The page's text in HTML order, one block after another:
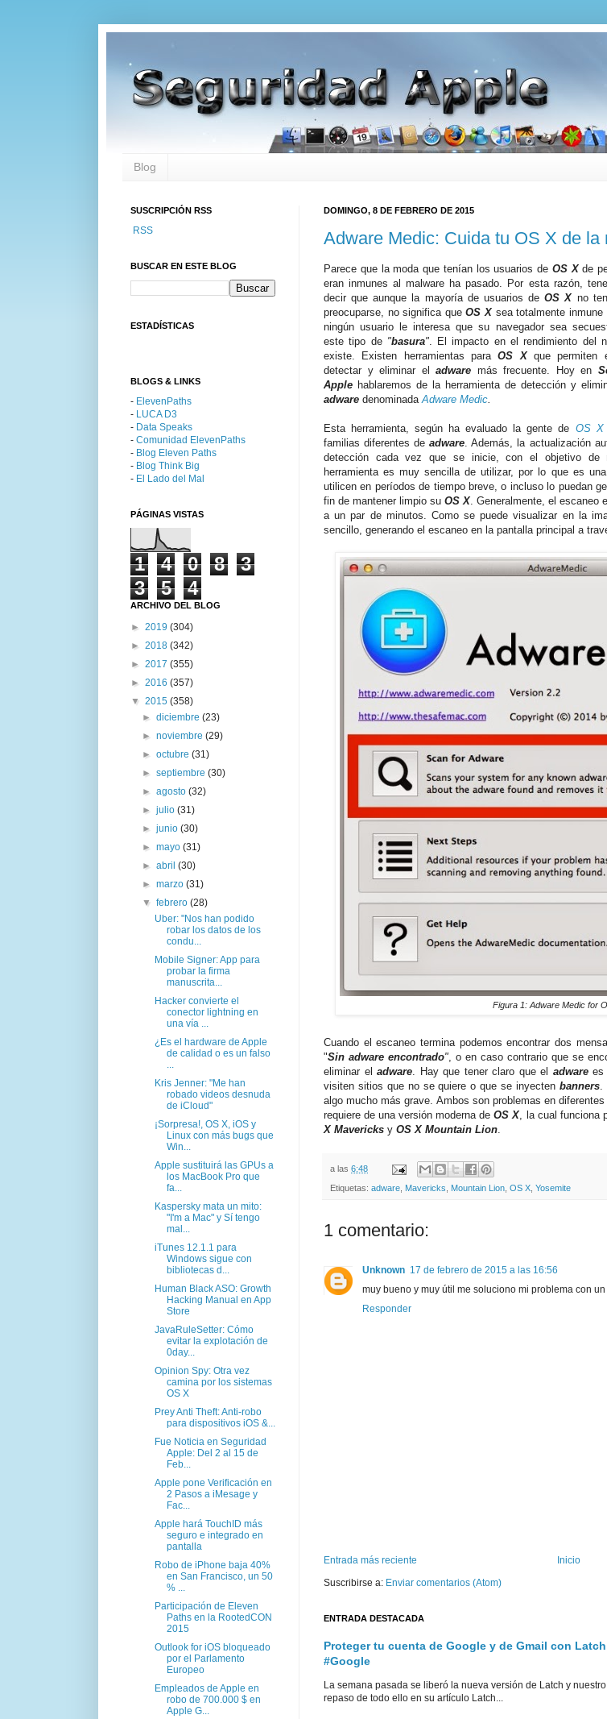
Blog
DOMINGO, 8 DE FEBRERO DE 2015
Adware Medic: Cuida tu OS X de la
Parece que la moda que tenían los usuarios de OS Xde
eran inmunes al malware ha pasado. Por esta razón,
decir que aunque la mayoría de usuarios deOS X no
preocuparse, no significa queOS X sea totalmente
ningún usuario le interesa que su navegador sea
este tipo de "basura". El impacto en el rendimiento del
existe. Existen herramientas paraOS Xque permiten
detectar y eliminar eladware más frecuente. Hoy en
Apple hablaremos de la herramienta de detección y
adware denominadaAdware Medic.
Esta herramienta, según ha evaluado la gente de OS X
familias diferentes deadware. Además, la actualización
detección cada vez que se inicie, con el objetivo de
herramienta es muy sencilla de utilizar, por lo que es
utilicen en períodos de tiempo breve, o incluso lo puedan
fin de mantener limpio su OS X. Generalmente, el escaneo
a un par de minutos. Como se puede visualizar en la
sencillo, generando el escaneo en la pantalla principal a
Figura 1: Adware Medic for
Cuando el escaneo termina podemos encontrar dos
"Sin adware encontrado", o en caso contrario que se
eliminar eladware. Hay que tener claro que el adware es
visiten sitios que no se quiere o que se inyecten banners.
algo mucho más grave. Ambos son problemas en
requiere de una versión moderna deOS X, la cual funciona
X Mavericks y OS X Mountain Lion.
a las 6:48
Etiquetas: adware, Mavericks, Mountain Lion, OS X, Yosemite
1 comentario:
Unknown 17 de febrero de 2015 a las 16:56
muy bueno y muy útil me soluciono mi problema con
Responder
Entrada más reciente
Inicio
Suscribirse a: Enviar comentarios (Atom)
ENTRADA DESTACADA
Proteger tu cuenta de Google y de Gmail con
#Google
La semana pasada se liberó la nueva versión de Latch y
repaso de todo ello en su artículo Latch...
SUSCRIPCIÓN RSS
RSS
BUSCAR EN ESTE BLOG
ESTADÍSTICAS
BLOGS & LINKS
- ElevenPaths
- LUCA D3
- Data Speaks
- Comunidad ElevenPaths
- Blog Eleven Paths
- Blog Think Big
- El Lado del Mal
PÁGINAS VISTAS
1 4 0 8
3
3
5 4
ARCHIVO DEL BLOG
► 2019 (304)
► 2018 (342)
► 2017 (355)
► 2016 (357)
▼ 2015 (358)
►diciembre(23)
►noviembre(29)
►octubre(31)
►septiembre(30)
►agosto(32)
►julio(31)
►junio(30)
►mayo(31)
►abril(30)
►marzo(31)
▼febrero(28)
Uber: "Nos han podido
robar los datos de los
condu...
Mobile Signer: App para
probar la firma
manuscrita...
Hacker convierte el
conector lightning en
una vía ...
¿Es el hardware de Apple
de calidad o es un falso
Kris Jenner: "Me han
robado videos desnuda
de iCloud"
¡Sorpresa!, OS X, iOS y
Linux con más bugs que
Win...
Apple sustituirá las GPUs a
los MacBook Pro que
fa...
Kaspersky mata un mito:
"I'm a Mac" y Sí tengo
mal...
iTunes 12.1.1 para
Windows sigue con
bibliotecas d...
Human Black ASO: Growth
Hacking Manual en App
Store
JavaRuleSetter: Cómo
evitar la explotación de
0day...
Opinion Spy: Otra vez
camina por los sistemas
OS X
Prey Anti Theft: Anti-robo
para dispositivos iOS &...
Fue Noticia en Seguridad
Apple: Del 2 al 15 de
Feb...
Apple pone Verificación en
2 Pasos a iMesage y
Fac...
Apple hará TouchID más
seguro e integrado en
pantalla
Robo de iPhone baja 40%
en San Francisco, un 50
% ...
Participación de Eleven
Paths en la RootedCON
2015
Outlook for iOS bloqueado
por el Parlamento
Europeo
Empleados de Apple en
robo de 700.000 $ en
Apple G...